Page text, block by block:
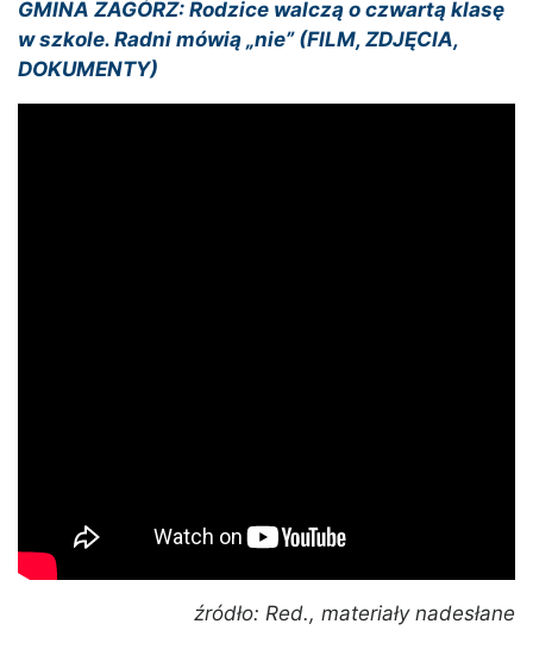
GMINA ZAGÓRZ: Rodzice walczą o czwartą klasę
w szkole. Radni mówią „nie” (FILM, ZDJĘCIA,
DOKUMENTY)
źródło: Red., materiały nadesłane